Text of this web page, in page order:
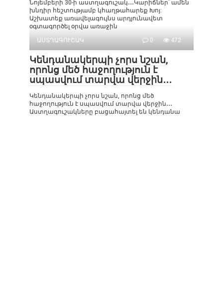
Նոյեմբերի 30-ի աստղագուշակ․․․Կարիճներ՝ ամեն
խնդիր հեշտությամբ կհաղթահարեք Խոյ:
Աշխատեք առավելագույնս արդյունավետ
օգտագործել օրվա առաջին
ԱՍՏՂԱԳՈՒՇԱԿ
0 472
Կենդանակերպի չորս նշան,
որոնց մեծ հաջողություն է
սպասվում տարվա վերջին․․․
Կենդանակերպի չորս նշան, որոնց մեծ
հաջողություն է սպասվում տարվա վերջին․․․
Աստղագուշակները բացահայտել են կենդանա